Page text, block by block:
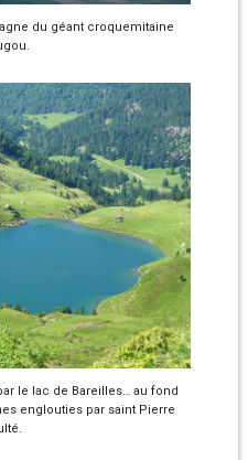
du géant croquemitaine
le lac de Bareilles… au fond
englouties par saint Pierre